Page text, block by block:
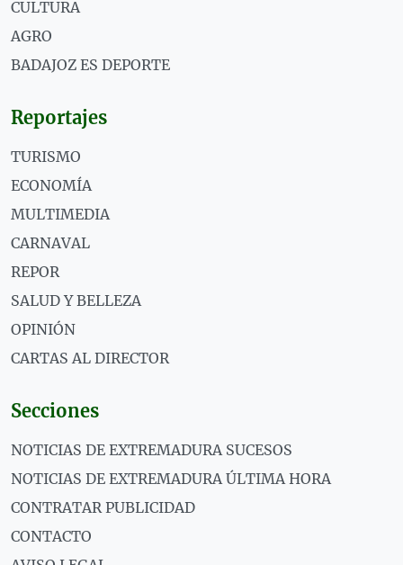
CULTURA
AGRO
BADAJOZ ES DEPORTE
Reportajes
TURISMO
ECONOMÍA
MULTIMEDIA
CARNAVAL
REPOR
SALUD Y BELLEZA
OPINIÓN
CARTAS AL DIRECTOR
Secciones
NOTICIAS DE EXTREMADURA SUCESOS
NOTICIAS DE EXTREMADURA ÚLTIMA HORA
CONTRATAR PUBLICIDAD
CONTACTO